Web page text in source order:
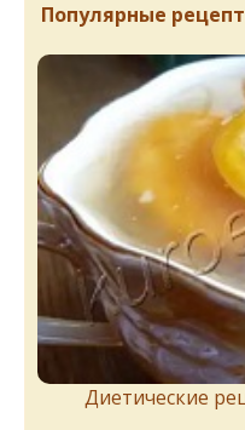
Популярные
Диетические